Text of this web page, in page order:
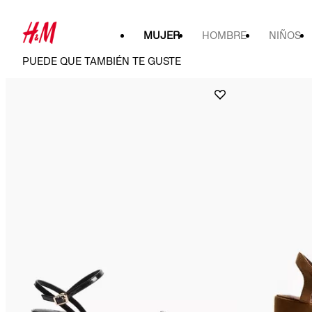
MUJER HOMBRE NIÑOS
PUEDE QUE TAMBIÉN TE GUSTE